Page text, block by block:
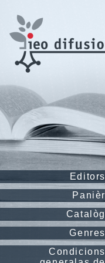
Editors
Panièr
Catalòg
Genres
Condicions